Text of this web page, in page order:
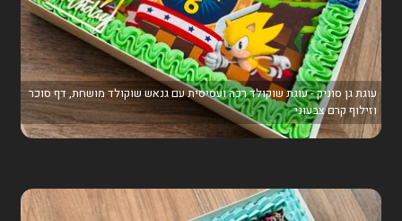
עוגת גן סוניק - עוגת שוקולד רכה ועסיסית עם גנאש שוקולד מושחת, דף סוכר
וזילוף קרם צבעוני